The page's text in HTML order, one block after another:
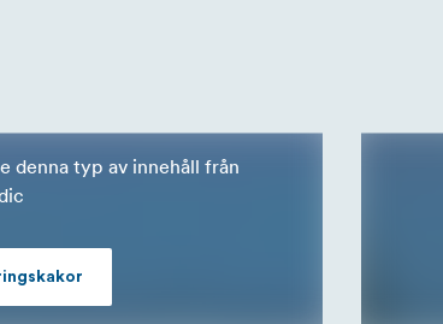
denna typ av innehåll från